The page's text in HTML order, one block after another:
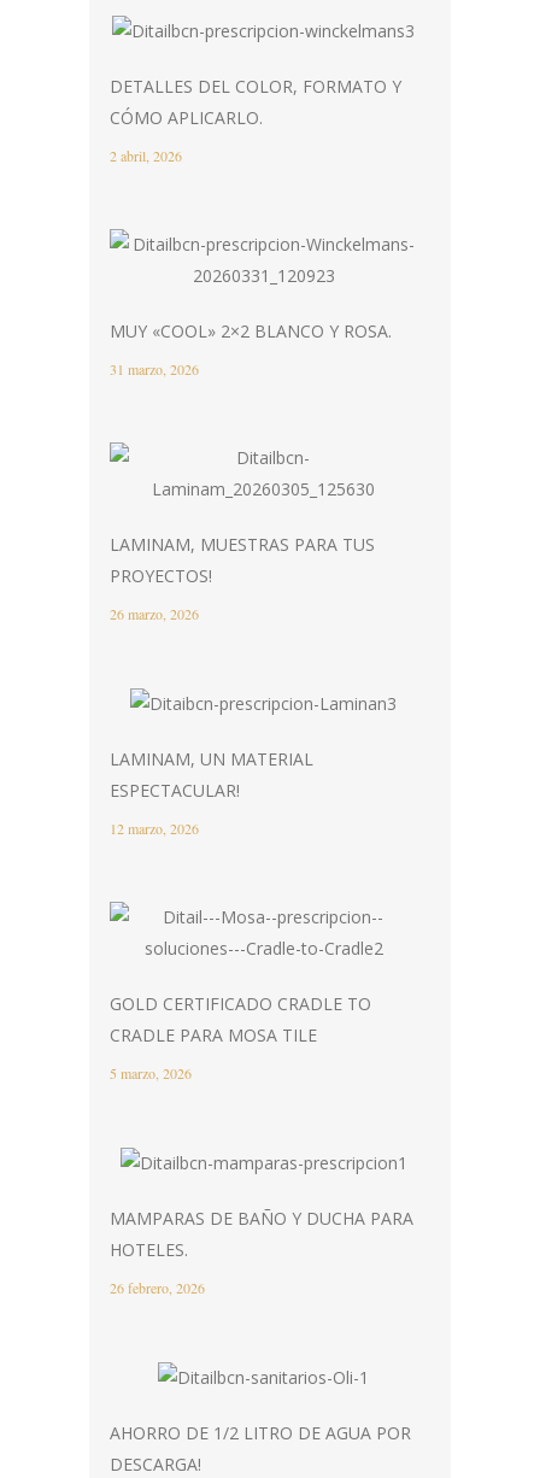
DETALLES DEL COLOR, FORMATO Y
CÓMO APLICARLO.
2 abril, 2026
MUY «COOL» 2×2 BLANCO Y ROSA.
31 marzo, 2026
LAMINAM, MUESTRAS PARA TUS
PROYECTOS!
26 marzo, 2026
LAMINAM, UN MATERIAL
ESPECTACULAR!
12 marzo, 2026
GOLD CERTIFICADO CRADLE TO
CRADLE PARA MOSA TILE
5 marzo, 2026
MAMPARAS DE BAÑO Y DUCHA PARA
HOTELES.
26 febrero, 2026
AHORRO DE 1/2 LITRO DE AGUA POR
DESCARGA!